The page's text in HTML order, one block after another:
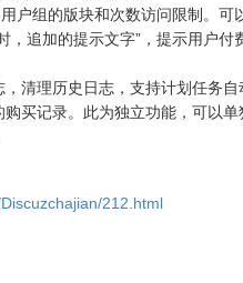
户组的版块和次数访问限制。
，追加的提示文字”，提示用户
清理历史日志，支持计划任务自
买记录。此为独立功能，可以单
212.html